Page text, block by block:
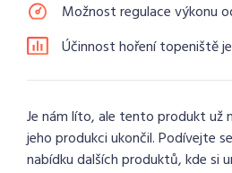
Možnost regulace výkonu
Účinnost hoření topeniště je
Je nám líto, ale tento produkt už
jeho produkci ukončil. Podívejte
nabídku dalších produktů, kde si